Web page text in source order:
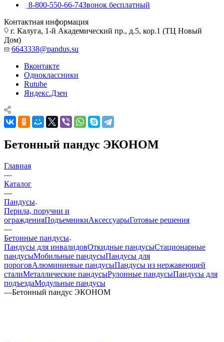
8-800-550-66-74Звонок бесплатный
Контактная информация
г. Калуга, 1-й Академический пр., д.5, кор.1 (ТЦ Новый
Дом)
6643338@pandus.su
Вконтакте
Одноклассники
Rutube
Яндекс.Дзен
Бетонный пандус ЭКОНОМ
Главная
—
Каталог
—
Пандусы
Перила, поручни и
огражденияПодъемникиАксессуарыГотовые решения
—
Бетонные пандусы
Пандусы для инвалидовОткидные пандусыСтационарные
пандусыМобильные пандусыПандусы для
пороговАлюминиевые пандусыПандусы из нержавеющей
сталиМеталлические пандусыРулонные пандусыПандусы для
подъездаМодульные пандусы
—Бетонный пандус ЭКОНОМ